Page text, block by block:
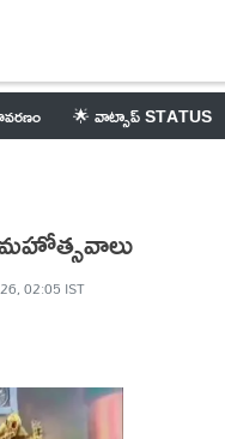
🌟 వాట్సాప్ STATUS
మహోత్సవాలు
02:05 IST